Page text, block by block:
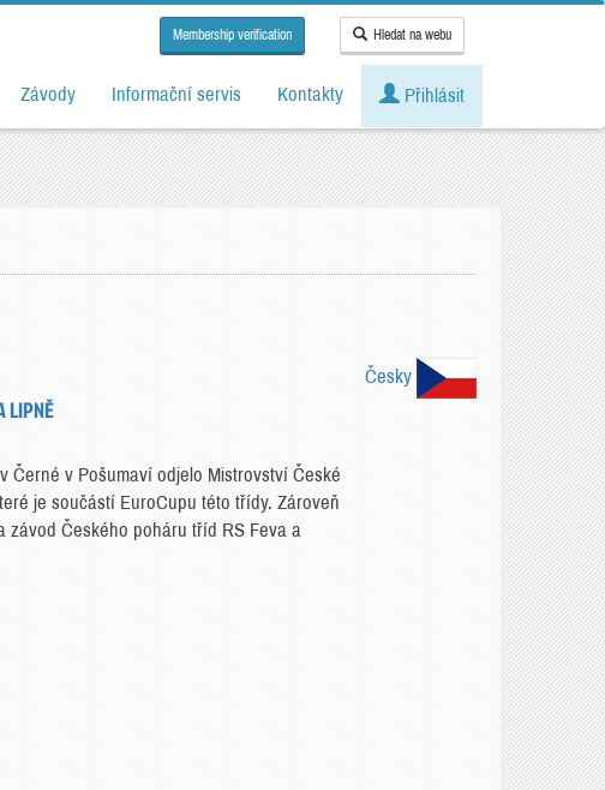
Membership verification Hledat na webu
Závody Informační servis Kontakty Přihlásit
Česky
LIPNĚ
Černé v Pošumaví odjelo Mistrovství České
je součástí EuroCupu této třídy. Zároveň
závod Českého poháru tříd RS Feva a